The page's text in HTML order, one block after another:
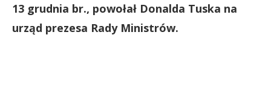
13 grudnia br., powołał Donalda Tuska na
urząd prezesa Rady Ministrów.